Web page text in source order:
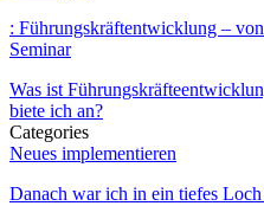
: Führungskräftentwicklung –
Seminar
Was ist
biete ich an?
Categories
Neues implementieren
Danach war ich in ein tiefes